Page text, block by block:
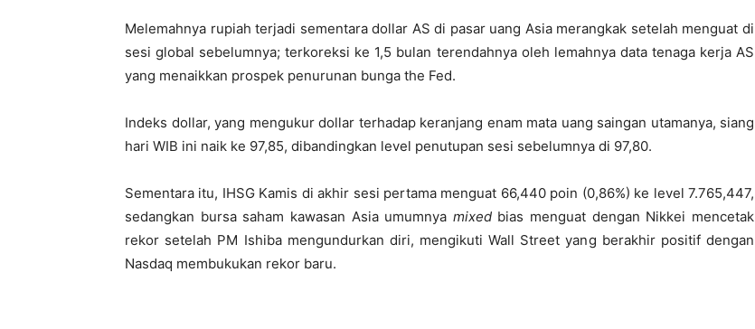
Melemahnya rupiah terjadi sementara dollar AS di pasar uang Asia merangkak setelah menguat di
sesi global sebelumnya; terkoreksi ke 1,5 bulan terendahnya oleh lemahnya data tenaga kerja AS
yang menaikkan prospek penurunan bunga the Fed.
Indeks dollar, yang mengukur dollar terhadap keranjang enam mata uang saingan utamanya, siang
hari WIB ini naik ke 97,85, dibandingkan level penutupan sesi sebelumnya di 97,80.
Sementara itu, IHSG Kamis di akhir sesi pertama menguat 66,440 poin (0,86%) ke level 7.765,447,
sedangkan bursa saham kawasan Asia umumnya mixedbias menguat dengan Nikkei mencetak
rekor setelah PM Ishiba mengundurkan diri, mengikuti Wall Street yang berakhir positif dengan
Nasdaq membukukan rekor baru.